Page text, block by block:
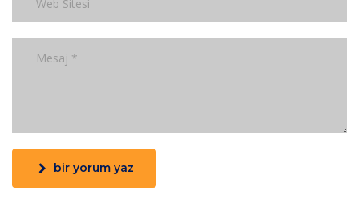
bir yorum yaz